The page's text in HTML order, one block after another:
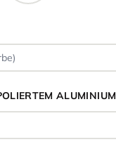
ALUMINIUM